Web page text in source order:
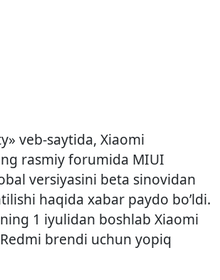
veb-saytida, Xiaomi
rasmiy forumida MIUI
versiyasini beta sinovidan
haqida xabar paydo bo’ldi.
1 iyulidan boshlab Xiaomi
brendi uchun yopiq